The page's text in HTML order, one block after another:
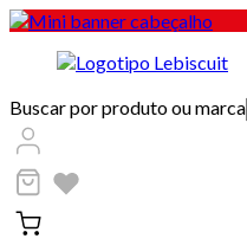
Buscar por produto ou marca